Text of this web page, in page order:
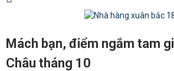
Mách bạn, điểm ngắm tam
Châu tháng 10